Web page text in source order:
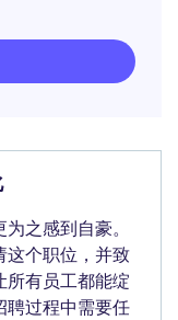
之感到自豪。
这个职位，并致
所有员工都能绽
聘过程中需要任